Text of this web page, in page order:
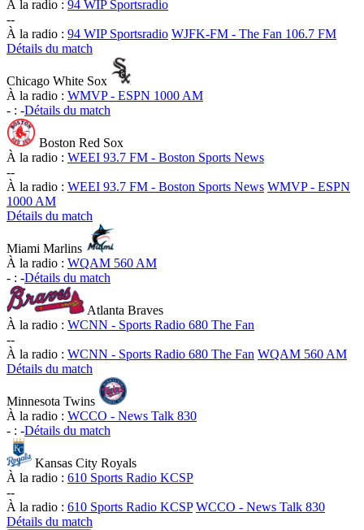
À la radio : 94 WIP Sportsradio
--
À la radio : 94 WIP Sportsradio WJFK-FM - The Fan 106.7 FM
Détails du match
Chicago White Sox
À la radio : WMVP - ESPN 1000 AM
- : -Détails du match
Boston Red Sox
À la radio : WEEI 93.7 FM - Boston Sports News
--
À la radio : WEEI 93.7 FM - Boston Sports News WMVP - ESPN
1000 AM
Détails du match
Miami Marlins
À la radio : WQAM 560 AM
- : -Détails du match
Atlanta Braves
À la radio : WCNN - Sports Radio 680 The Fan
--
À la radio : WCNN - Sports Radio 680 The Fan WQAM 560 AM
Détails du match
Minnesota Twins
À la radio : WCCO - News Talk 830
- : -Détails du match
Kansas City Royals
À la radio : 610 Sports Radio KCSP
--
À la radio : 610 Sports Radio KCSP WCCO - News Talk 830
Détails du match